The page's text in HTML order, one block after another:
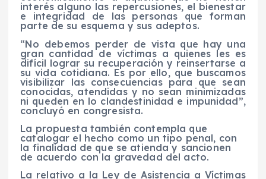
interés alguno las repercusiones, el bienestar
e integridad de las personas que forman
parte de su esquema y sus adeptos.
“No debemos perder de vista que hay una
gran cantidad de víctimas a quienes les es
difícil lograr su recuperación y reinsertarse a
su vida cotidiana. Es por ello, que buscamos
visibilizar las consecuencias para que sean
conocidas, atendidas y no sean minimizadas
ni queden en lo clandestinidad e impunidad”,
concluyó en congresista.
La propuesta también contempla que
catalogar el hecho como un tipo penal, con
la finalidad de que se atienda y sancionen
de acuerdo con la gravedad del acto.
La relativo a la Ley de Asistencia a Víctimas